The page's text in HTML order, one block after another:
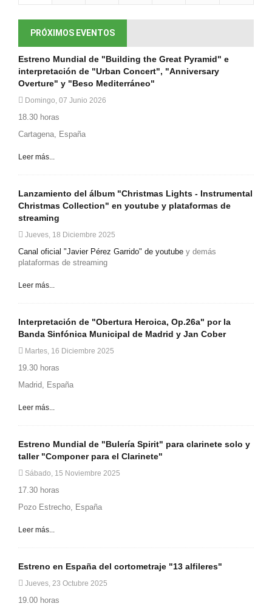
PRÓXIMOS EVENTOS
Estreno Mundial de "Building the Great Pyramid" e
interpretación de "Urban Concert", "Anniversary
Overture" y "Beso Mediterráneo"
Domingo, 07 Junio 2026
18.30 horas
Cartagena, España
Leer más...
Lanzamiento del álbum "Christmas Lights - Instrumental
Christmas Collection" en youtube y plataformas de
streaming
Jueves, 18 Diciembre 2025
Canal oficial "Javier Pérez Garrido" de youtube y demás
plataformas de streaming
Leer más...
Interpretación de "Obertura Heroica, Op.26a" por la
Banda Sinfónica Municipal de Madrid y Jan Cober
Martes, 16 Diciembre 2025
19.30 horas
Madrid, España
Leer más...
Estreno Mundial de "Bulería Spirit" para clarinete solo y
taller "Componer para el Clarinete"
Sábado, 15 Noviembre 2025
17.30 horas
Pozo Estrecho, España
Leer más...
Estreno en España del cortometraje "13 alfileres"
Jueves, 23 Octubre 2025
19.00 horas